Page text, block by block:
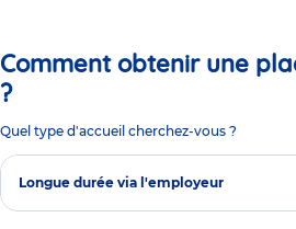
Comment obtenir une
?
Quel type d'accueil cherchez-vous ?
Longue durée via l'employeur